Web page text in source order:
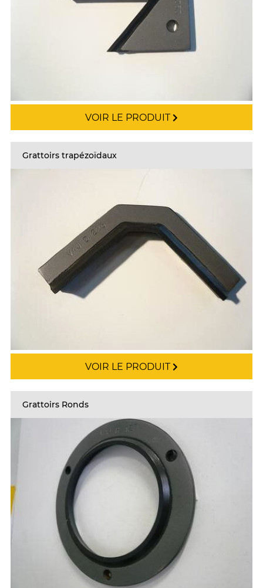
VOIR LE PRODUIT
Grattoirs trapézoïdaux
VOIR LE PRODUIT
Grattoirs Ronds